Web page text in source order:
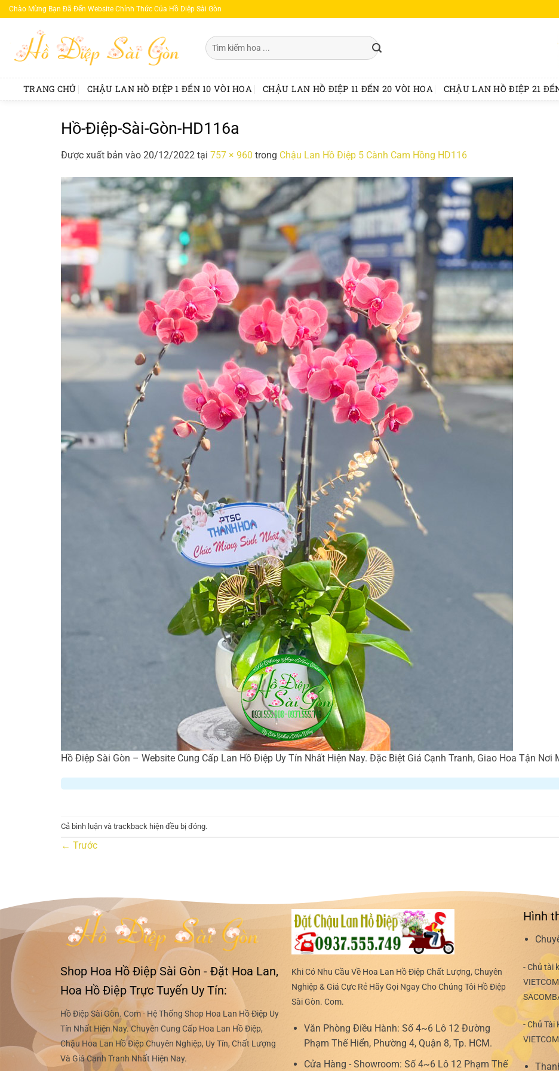
Bỏ
qua
dung
Chào Mừng Bạn Đã Đến Website Chính Thức Của Hồ Diệp Sài Gòn
Tìm
kiếm:
TRANG CHỦ CHẬU LAN HỒ ĐIỆP 1 ĐẾN 10 VÒI HOA CHẬU LAN HỒ ĐIỆP 11 ĐẾN 20 VÒI HOA CHẬU LAN HỒ ĐIỆP 21
Hồ-Điệp-Sài-Gòn-HD116a
Được xuất bản vào 20/12/2022 tại 757 × 960 trong Chậu Lan Hồ Điệp 5 Cành Cam Hồng HD116
Hồ Điệp Sài Gòn – Website Cung Cấp Lan Hồ Điệp Uy Tín Nhất Hiện Nay. Đặc Biệt Giá Cạnh Tranh, Giao Hoa Tận Nơi
Cả bình luận và trackback hiện đều bị đóng.
← Trước
Shop Hoa Hồ Điệp Sài Gòn - Đặt Hoa Lan,
Hoa Hồ Điệp Trực Tuyến Uy Tín:
Hồ Điệp Sài Gòn. Com - Hệ Thống Shop Hoa Lan Hồ Điệp Uy
Tín Nhất Hiện Nay. Chuyên Cung Cấp Hoa Lan Hồ Điệp,
Chậu Hoa Lan Hồ Điệp Chuyên Nghiệp, Uy Tín, Chất Lượng
Và Giá Cạnh Tranh Nhất Hiện Nay.
Khi Có Nhu Cầu Về Hoa Lan Hồ Điệp Chất Lượng, Chuyên
Nghiệp & Giá Cực Rẻ Hãy Gọi Ngay Cho Chúng Tôi Hồ Điệp
Sài Gòn. Com.
Văn Phòng Điều Hành: Số 4~6 Lô 12 Đường
Phạm Thế Hiển, Phường 4, Quận 8, Tp. HCM.
Cửa Hàng - Showroom: Số 4~6 Lô 12 Phạm Thế
Hình
- Chủ tài
- Chủ Tài